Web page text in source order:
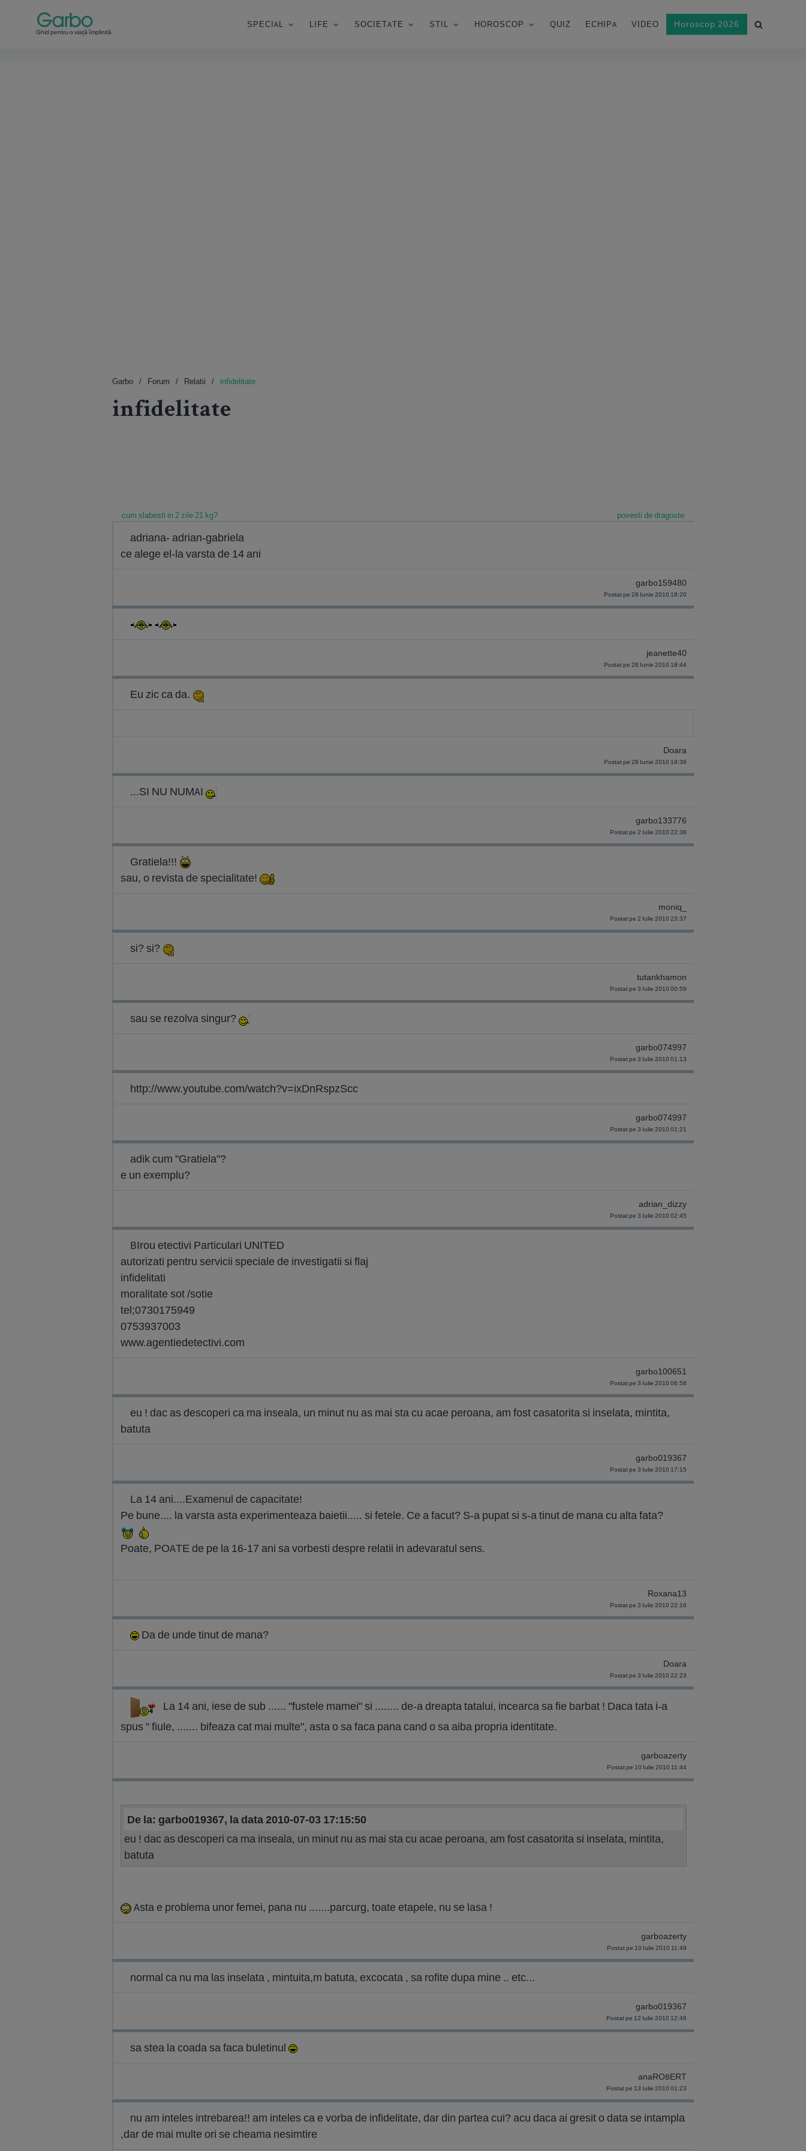
Ghid pentru o viață împlinită
SPECIAL LIFE SOCIETATE STIL HOROSCOP QUIZ ECHIPA VIDEO Horoscop 2026
Garbo Forum Relatii infidelitate
infidelitate
cum slabesti in 2 zile 21 kg? povesti de dragoste
adriana- adrian-gabriela
ce alege el-la varsta de 14 ani
garbo159480
Postat pe 28 Iunie 2010 18:20
jeanette40
Postat pe 28 Iunie 2010 18:44
Eu zic ca da.
Doara
Postat pe 28 Iunie 2010 19:36
...SI NU NUMAI
garbo133776
Postat pe 2 Iulie 2010 22:38
Gratiela!!!
sau, o revista de specialitate!
moniq_
Postat pe 2 Iulie 2010 23:37
si? si?
tutankhamon
Postat pe 3 Iulie 2010 00:59
sau se rezolva singur?
garbo074997
Postat pe 3 Iulie 2010 01:13
http://www.youtube.com/watch?v=ixDnRspzScc
garbo074997
Postat pe 3 Iulie 2010 01:21
adik cum "Gratiela"?
e un exemplu?
adrian_dizzy
Postat pe 3 Iulie 2010 02:45
BIrou etectivi Particulari UNITED
autorizati pentru servicii speciale de investigatii si flaj
infidelitati
moralitate sot /sotie
tel;0730175949
0753937003
www.agentiedetectivi.com
garbo100651
Postat pe 3 Iulie 2010 06:58
eu ! dac as descoperi ca ma inseala, un minut nu as mai sta cu acae peroana, am fost casatorita si inselata, mintita,
batuta
garbo019367
Postat pe 3 Iulie 2010 17:15
La 14 ani....Examenul de capacitate!
Pe bune.... la varsta asta experimenteaza baietii..... si fetele. Ce a facut? S-a pupat si s-a tinut de mana cu alta fata?
Poate, POATE de pe la 16-17 ani sa vorbesti despre relatii in adevaratul sens.
Roxana13
Postat pe 3 Iulie 2010 22:16
Da de unde tinut de mana?
Doara
Postat pe 3 Iulie 2010 22:23
La 14 ani, iese de sub ...... "fustele mamei" si ........ de-a dreapta tatalui, incearca sa fie barbat ! Daca tata i-a
spus " fiule, ....... bifeaza cat mai multe", asta o sa faca pana cand o sa aiba propria identitate.
garboazerty
Postat pe 10 Iulie 2010 11:44
De la: garbo019367, la data 2010-07-03 17:15:50
eu ! dac as descoperi ca ma inseala, un minut nu as mai sta cu acae peroana, am fost casatorita si inselata, mintita,
batuta
Asta e problema unor femei, pana nu .......parcurg, toate etapele, nu se lasa !
garboazerty
Postat pe 10 Iulie 2010 11:49
normal ca nu ma las inselata , mintuita,m batuta, excocata , sa rofite dupa mine .. etc...
garbo019367
Postat pe 12 Iulie 2010 12:46
sa stea la coada sa faca buletinul
anaROBERT
Postat pe 13 Iulie 2010 01:23
nu am inteles intrebarea!! am inteles ca e vorba de infidelitate, dar din partea cui? acu daca ai gresit o data se intampla
,dar de mai multe ori se cheama nesimtire